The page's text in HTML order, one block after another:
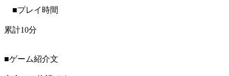
■プレイ時間
累計10分
■ゲーム紹介文